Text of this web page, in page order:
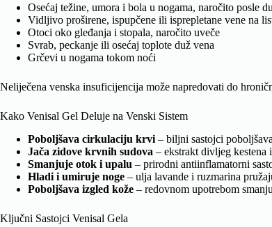
Osećaj težine, umora i bola u nogama, naročito posle
Vidljivo proširene, ispupčene ili isprepletane vene na
Otoci oko gleđanja i stopala, naročito uveče
Svrab, peckanje ili osećaj toplote duž vena
Grčevi u nogama tokom noći
Neliječena venska insuficijencija može napredovati do
Kako Venisal Gel Deluje na Venski Sistem
Poboljšava cirkulaciju krvi – biljni sastojci
Jača zidove krvnih sudova – ekstrakt divljeg kestena
Smanjuje otok i upalu – prirodni antiinflamatorni
Hladi i umiruje noge – ulja lavande i ruzmarina
Poboljšava izgled kože – redovnom upotrebom
Ključni Sastojci Venisal Gela